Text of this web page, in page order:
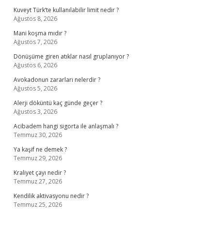
Kuveyt Türk’te kullanılabilir limit nedir ?
Ağustos 8, 2026
Mani koşma mıdır ?
Ağustos 7, 2026
Dönüşüme giren atıklar nasıl gruplanıyor ?
Ağustos 6, 2026
Avokadonun zararları nelerdir ?
Ağustos 5, 2026
Alerji döküntü kaç günde geçer ?
Ağustos 3, 2026
Acibadem hangi sigorta ile anlaşmalı ?
Temmuz 30, 2026
Ya kaşif ne demek ?
Temmuz 29, 2026
Kraliyet çayı nedir ?
Temmuz 27, 2026
Kendilik aktivasyonu nedir ?
Temmuz 25, 2026